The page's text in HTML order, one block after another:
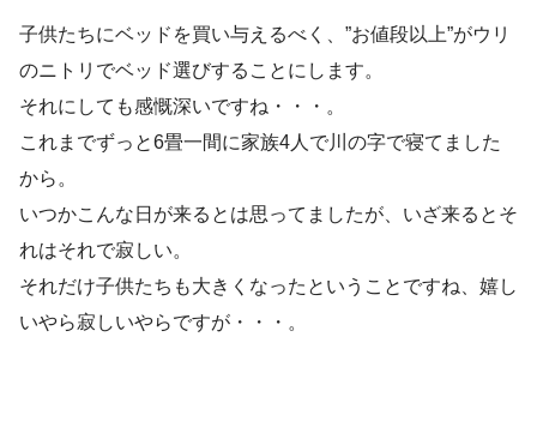
子供たちにベッドを買い与えるべく、”お値段以上”がウリ
のニトリでベッド選びすることにします。
それにしても感慨深いですね・・・。
これまでずっと6畳一間に家族4人で川の字で寝てました
から。
いつかこんな日が来るとは思ってましたが、いざ来るとそ
れはそれで寂しい。
それだけ子供たちも大きくなったということですね、嬉し
いやら寂しいやらですが・・・。